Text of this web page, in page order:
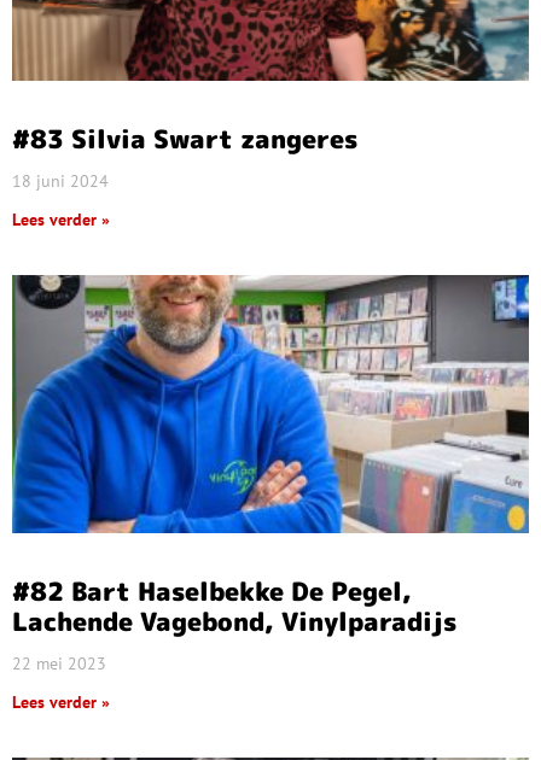
#83 Silvia Swart zangeres
18 juni 2024
Lees verder »
#82 Bart Haselbekke De Pegel,
Lachende Vagebond, Vinylparadijs
22 mei 2023
Lees verder »